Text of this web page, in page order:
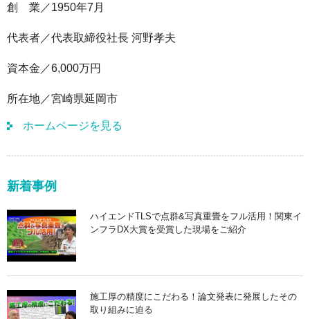
創 業 1950年7月
代表者 代表取締役社長 河野孝夫
資本金 6,000万円
所在地 宮崎県延岡市
ホームページを見る
新着事例
ハイエンドTLSで点群&写真重畳をフル活用！関東イ
ンフラDX大賞を受賞した現場をご紹介
施工厚の精度にこだわる！論文発表に発展したその
取り組みに迫る